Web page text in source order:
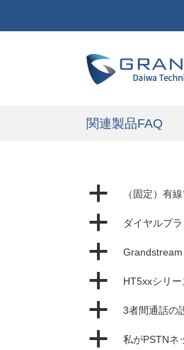
関連製品FAQ
a （固定）有
a ダイヤルプ
a Grandstream
a HT5xxシリ
a 3者間通話の
a
私がPSTNネ